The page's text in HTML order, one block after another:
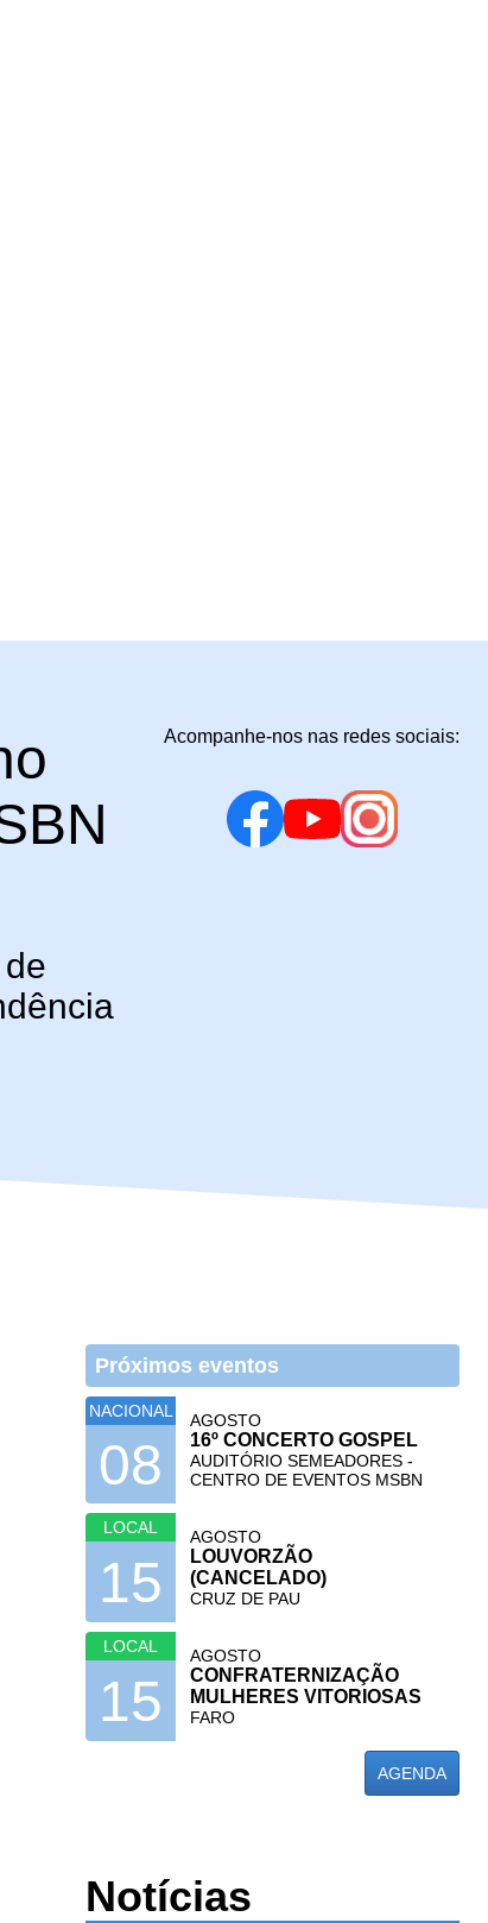
Acompanhe-nos nas redes sociais:
Próximos eventos
NACIONAL
08
AGOSTO
16º CONCERTO GOSPEL
AUDITÓRIO SEMEADORES -
CENTRO DE EVENTOS MSBN
LOCAL
15
AGOSTO
LOUVORZÃO
(CANCELADO)
CRUZ DE PAU
LOCAL
15
AGOSTO
CONFRATERNIZAÇÃO
MULHERES VITORIOSAS
FARO
AGENDA
Notícias